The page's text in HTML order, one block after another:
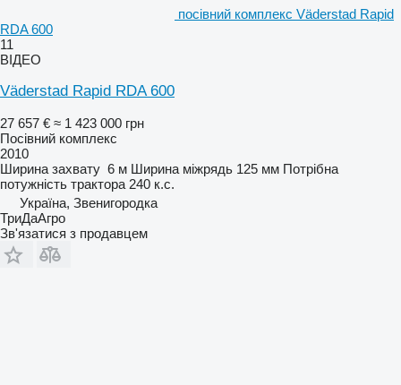
посівний комплекс Väderstad Rapid
RDA 600
11
ВІДЕО
Väderstad Rapid RDA 600
27 657 € ≈ 1 423 000 грн
Посівний комплекс
2010
Ширина захвату 6 м Ширина міжрядь 125 мм Потрібна
потужність трактора 240 к.с.
Україна, Звенигородка
ТриДаАгро
Зв'язатися з продавцем